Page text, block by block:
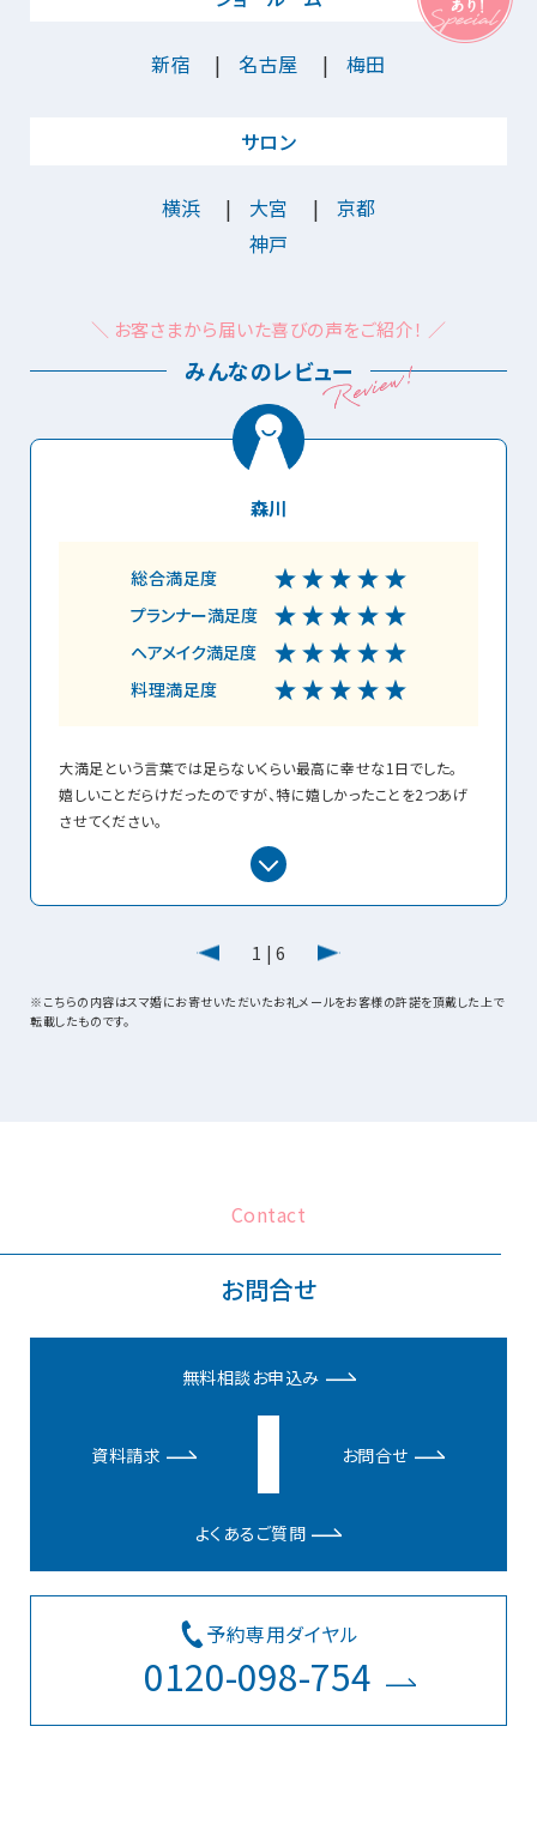
新宿 名古屋 梅田
サロン
横浜 大宮
京都
神戸
＼ お客さまから届いた喜びの声をご紹介！ ／
みんなのレビュー
森川
総合満足度
プランナー満足度
ヘアメイク満足度
料理満足度
大満足という言葉では足らないくらい最高に幸せな1日でした。
嬉しいことだらけだったのですが、特に嬉しかったことを2つあげ
させてください。
①『元々結婚式やりたくない派』の新郎が『結婚式やった方が良い
②私の父が宴後にポロッと一言、『10年寿命が延びた』と言ってた
と言っていた父だったので、結婚式をやって本当に良かったと思い
1 | 6
※こちらの内容はスマ婚にお寄せいただいたお礼メールをお客様の許諾を頂戴した上で
転載したものです。
Contact
お問合せ
無料相談お申込み
資料請求 お問合せ
よくあるご質問
予約専用ダイヤル
0120-098-754